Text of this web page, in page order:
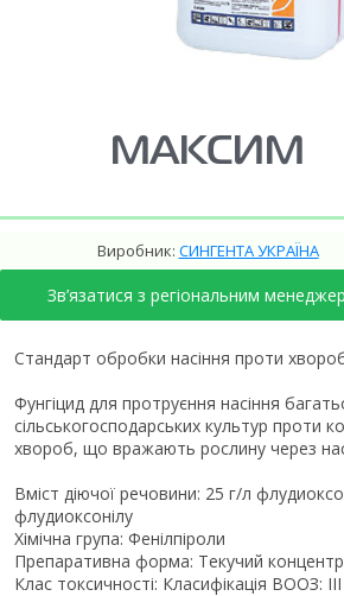
МАКСИМ
Виробник: СИНГЕНТА УКРАЇНА
Зв’язатися з регіональним
Стандарт обробки насіння проти
Фунгіцид для протруєння насіння
сільськогосподарських культур проти
хвороб, що вражають рослину через
Вміст діючої речовини: 25 г/л
флудиоксонілу
Хімічна група: Фенілпіроли
Препаративна форма: Текучий
Клас токсичності: Класифікація ВООЗ: III